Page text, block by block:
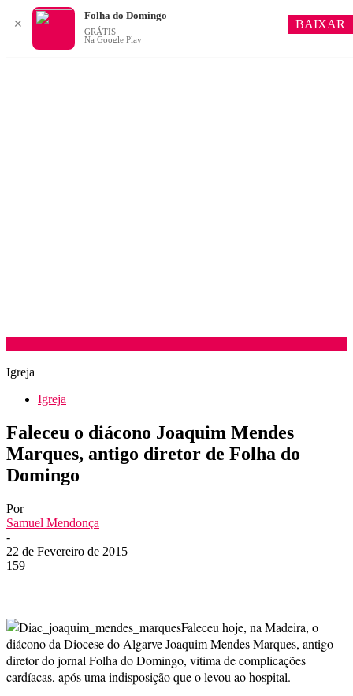
Igreja
Igreja
Faleceu o diácono Joaquim Mendes
Marques, antigo diretor de Folha do
Domingo
Por
Samuel Mendonça
-
22 de Fevereiro de 2015
159
Faleceu hoje, na Madeira, o
diácono da Diocese do Algarve Joaquim Mendes Marques, antigo
diretor do jornal Folha do Domingo, vítima de complicações
cardíacas, após uma indisposição que o levou ao hospital.
✕
Folha do Domingo
GRÁTIS
Na Google Play
BAIXAR